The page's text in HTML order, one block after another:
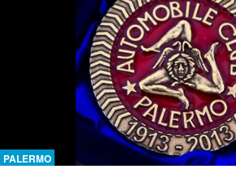
PALERMO